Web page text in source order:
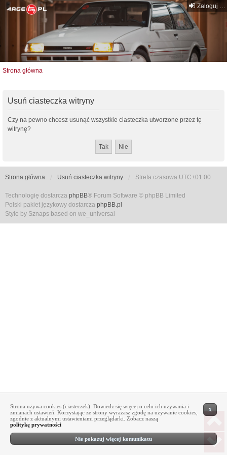
Zaloguj się
Strona główna
Usuń ciasteczka witryny
Czy na pewno chcesz usunąć wszystkie ciasteczka utworzone przez tę
witrynę?
Strona główna Usuń ciasteczka witryny Strefa czasowa UTC+01:00
Technologię dostarcza phpBB® Forum Software © phpBB Limited
Polski pakiet językowy dostarcza phpBB.pl
Style by Sznaps based on we_universal
X
Strona używa cookies (ciasteczek). Dowiedz się więcej o celu ich używania i
zmianach ustawień. Korzystając ze strony wyrażasz zgodę na używanie cookies,
zgodnie z aktualnymi ustawieniami przeglądarki. Zobacz naszą
politykę prywatności
Nie pokazuj więcej komunikatu